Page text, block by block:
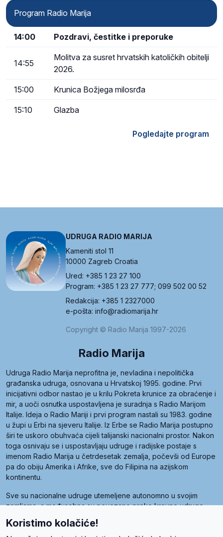
Program Radio Marija
14:00 Pozdravi, čestitke i preporuke
14:55
Molitva za susret hrvatskih katoličkih obitelji
2026.
15:00 Krunica Božjega milosrđa
15:10 Glazba
Pogledajte program
UDRUGA RADIO MARIJA
Kameniti stol 11
10000 Zagreb Croatia
Ured: +385 1 23 27 100
Program: +385 1 23 27 777; 099 502 00 52
Redakcija: +385 1 2327000
e-pošta: info@radiomarija.hr
Copyright © Radio Marija 1997-2026
Radio Marija
Udruga Radio Marija neprofitna je, nevladina i nepolitička
građanska udruga, osnovana u Hrvatskoj 1995. godine. Prvi
inicijativni odbor nastao je u krilu Pokreta krunice za obraćenje i
mir, a uoči osnutka uspostavljena je suradnja s Radio Marijom
Italije. Ideja o Radio Mariji i prvi program nastali su 1983. godine
u župi u Erbi na sjeveru Italije. Iz Erbe se Radio Marija postupno
širi te uskoro obuhvaća cijeli talijanski nacionalni prostor. Nakon
toga osnivaju se i uspostavljaju udruge i radijske postaje s
imenom Radio Marija u četrdesetak zemalja, počevši od Europe
pa do obiju Amerika i Afrike, sve do Filipina na azijskom
kontinentu.
Sve su nacionalne udruge utemeljene autonomno u svojim
zemljama, a međusobna su povezane preko krovne udruge
Radio Maria). Svjetsku obitelj utemeljilo je sedam članica, među
Koristimo kolačiće!